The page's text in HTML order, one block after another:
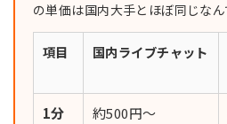
の単価は国内大手とほぼ同じなん
項目 国内ライブチャット
1分
約500円〜